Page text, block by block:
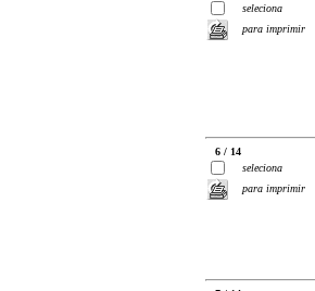
seleciona
para imprimir
6 / 14
seleciona
para imprimir